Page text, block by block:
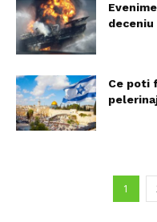
deceniu
Ce poti
1